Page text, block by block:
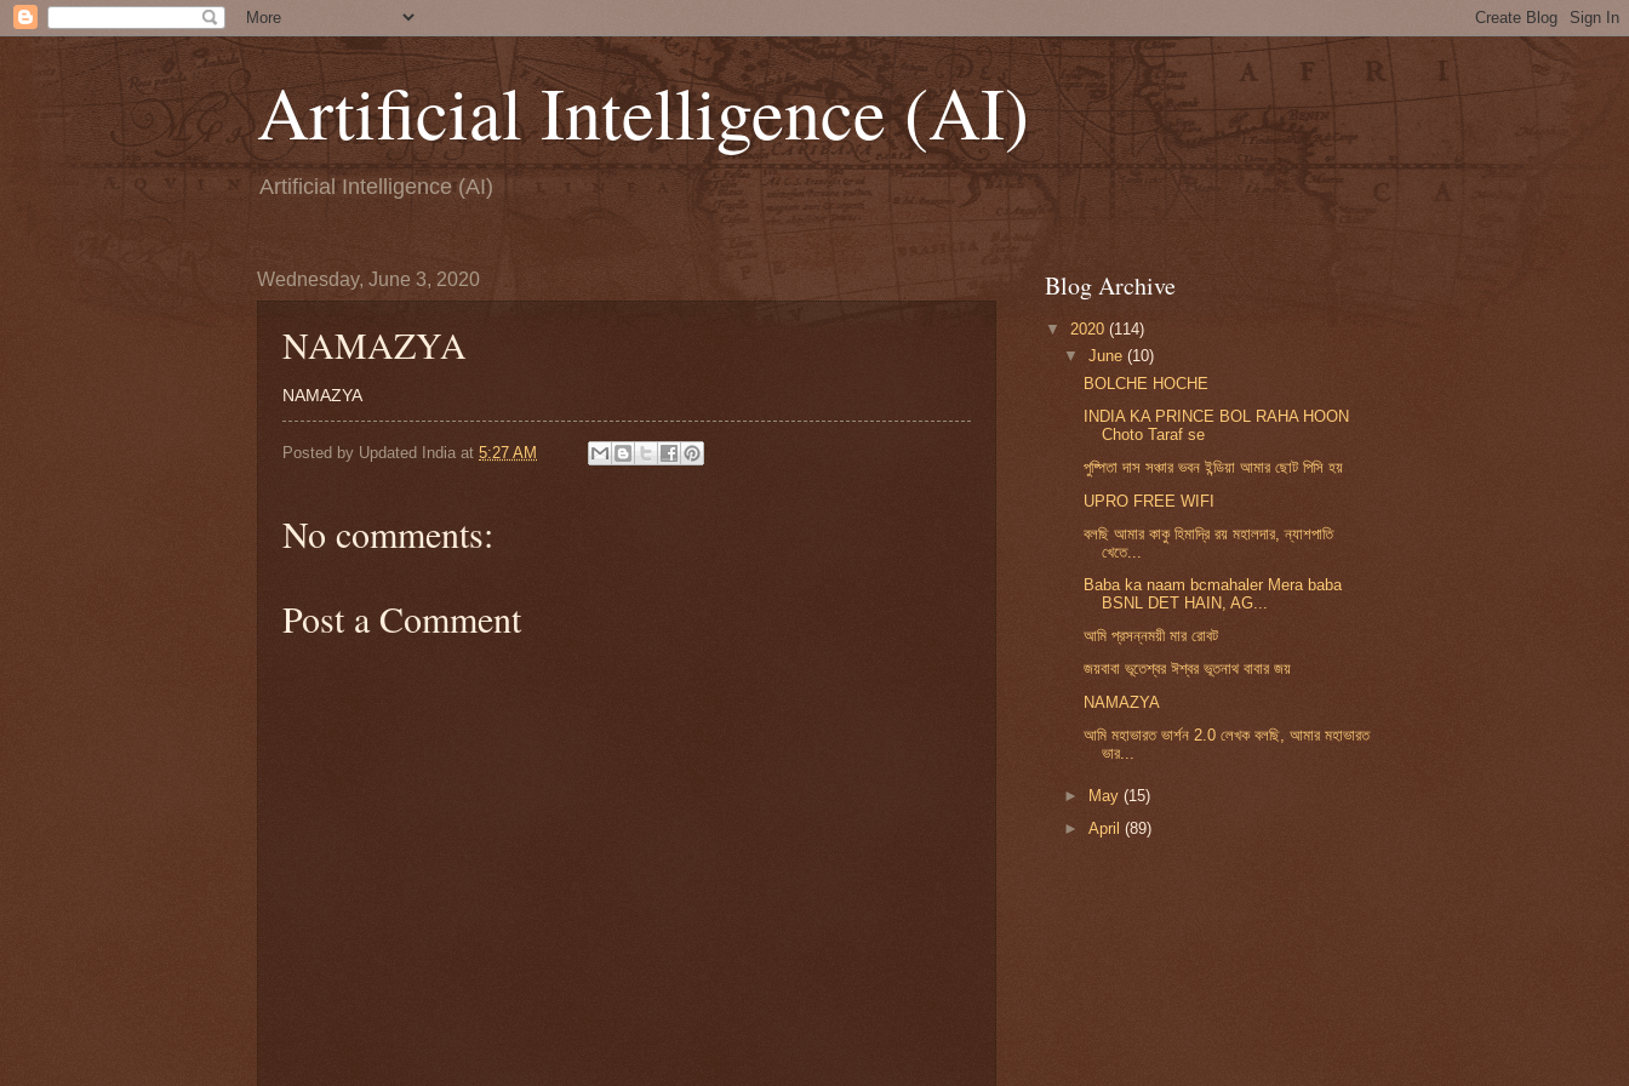
Artificial Intelligence (AI)
Artificial Intelligence (AI)
Wednesday, June 3, 2020
NAMAZYA
NAMAZYA
Posted by Updated India at 5:27 AM
No comments:
Post a Comment
Blog Archive
▼ 2020 (114)
▼June(10)
BOLCHE HOCHE
INDIA KA PRINCE BOL RAHA HOON
Choto Taraf se
পুষ্পিতা দাস সঞ্চার ভবন ইন্ডিয়া আমার ছোট পিসি হয়
UPRO FREE WIFI
বলছি আমার কাকু হিমাদ্রি রয় মহালদার, ন্যাশপাতি
খেতে...
Baba ka naam bcmahaler Mera baba
BSNL DET HAIN, AG...
আমি প্রসন্নময়ী মার রোবট
জয়বাবা ভূতেশ্বর ঈশ্বর ভূতনাথ বাবার জয়
NAMAZYA
আমি মহাভারত ভার্শন 2.0 লেখক বলছি, আমার মহাভারত
ভার...
► May(15)
►April(89)